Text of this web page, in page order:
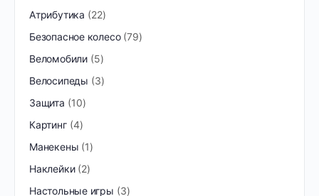
Атрибутика
22
Безопасное колесо 79
Веломобили 5
Велосипеды
3
Защита
10
Картинг 4
Манекены 1
Наклейки 2
Настольные игры
3